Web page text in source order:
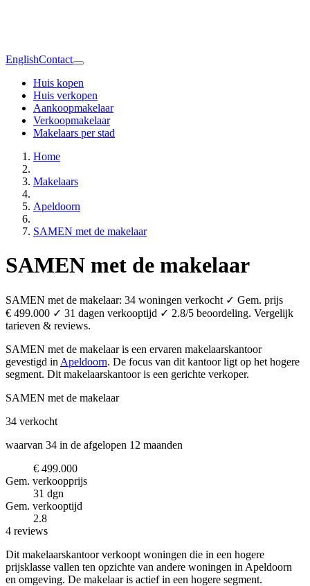
EnglishContact
Huis kopen
Huis verkopen
Aankoopmakelaar
Verkoopmakelaar
Makelaars per stad
Home
Makelaars
Apeldoorn
SAMEN met de makelaar
SAMEN met de makelaar
SAMEN met de makelaar: 34 woningen verkocht ✓ Gem. prijs
€ 499.000 ✓ 31 dagen verkooptijd ✓ 2.8/5 beoordeling. Vergelijk
tarieven & reviews.
SAMEN met de makelaar is een ervaren makelaarskantoor
gevestigd in Apeldoorn. De focus van dit kantoor ligt op het hogere
segment. Dit makelaarskantoor is een gerichte verkoper.
SAMEN met de makelaar
34 verkocht
waarvan 34 in de afgelopen 12 maanden
€ 499.000
Gem. verkoopprijs
31 dgn
Gem. verkooptijd
2.8
4 reviews
Dit makelaarskantoor verkoopt woningen die in een hogere
prijsklasse vallen ten opzichte van andere woningen in Apeldoorn
en omgeving. De makelaar is actief in een hogere segment.